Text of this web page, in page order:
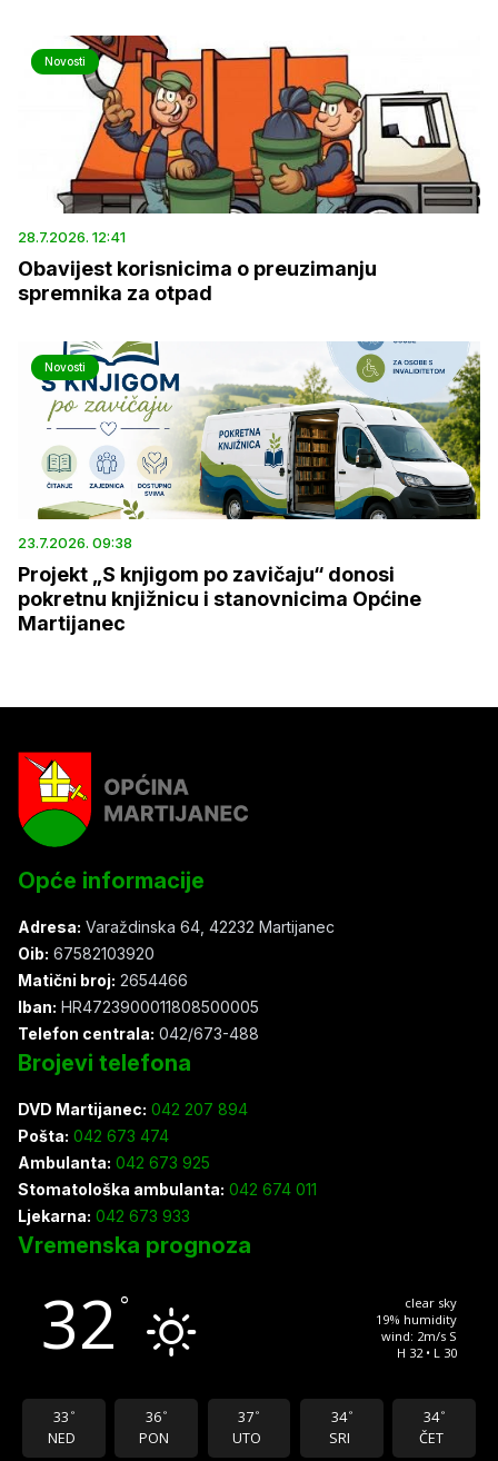
Novosti
28.7.2026. 12:41
Obavijest korisnicima o preuzimanju
spremnika za otpad
Novosti
23.7.2026. 09:38
Projekt „S knjigom po zavičaju“ donosi
pokretnu knjižnicu i stanovnicima Općine
Martijanec
Opće informacije
Adresa: Varaždinska 64, 42232 Martijanec
Oib: 67582103920
Matični broj: 2654466
Iban: HR4723900011808500005
Telefon centrala: 042/673-488
Brojevi telefona
DVD Martijanec: 042 207 894
Pošta: 042 673 474
Ambulanta: 042 673 925
Stomatološka ambulanta: 042 674 011
Ljekarna: 042 673 933
Vremenska prognoza
32 °
clear sky
19% humidity
wind: 2m/s S
H 32 • L 30
33 °
NED
36 °
PON
37 °
UTO
34 °
SRI
34 °
ČET